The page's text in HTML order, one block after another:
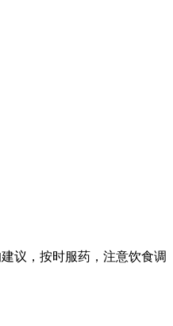
议，按时服药，注意饮食调